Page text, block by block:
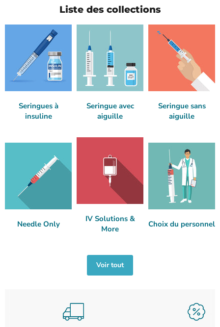
Liste des collections
Seringues à
insuline
Seringue avec
aiguille
Seringue sans
aiguille
Needle Only
IV Solutions &
More
Choix du personnel
Voir tout